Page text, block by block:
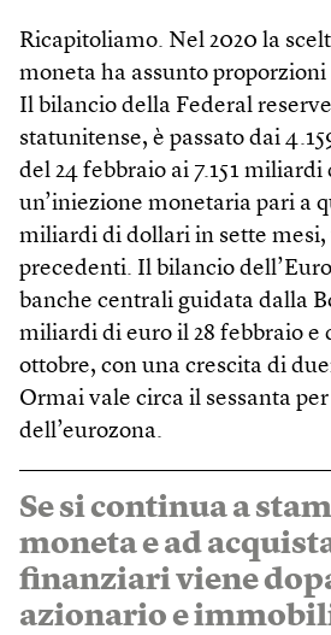
Ricapitoliamo. Nel 2020 la
moneta ha assunto
Il bilancio della Federal
statunitense, è passato dai
del 24 febbraio ai 7.151 miliardi
un’iniezione monetaria pari a
miliardi di dollari in sette mesi,
precedenti. Il bilancio
banche centrali guidata dalla
miliardi di euro il 28 febbraio e
ottobre, con una crescita di
Ormai vale circa il sessanta
dell’eurozona.
Se si continua a
moneta e ad
finanziari viene
azionario e